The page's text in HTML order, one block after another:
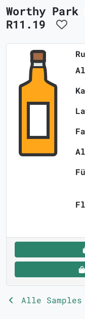
Worthy
R11.19
Alle Samples